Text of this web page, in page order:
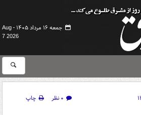
جمعه ۱۶ مرداد ۱۴۰۵ -
Aug
7 2026
۰ نظر
چاپ